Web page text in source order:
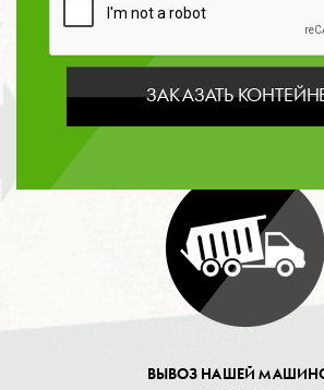
ВЫВОЗ НАШЕЙ
согласие на обработку
ЗАКАЗАТЬ